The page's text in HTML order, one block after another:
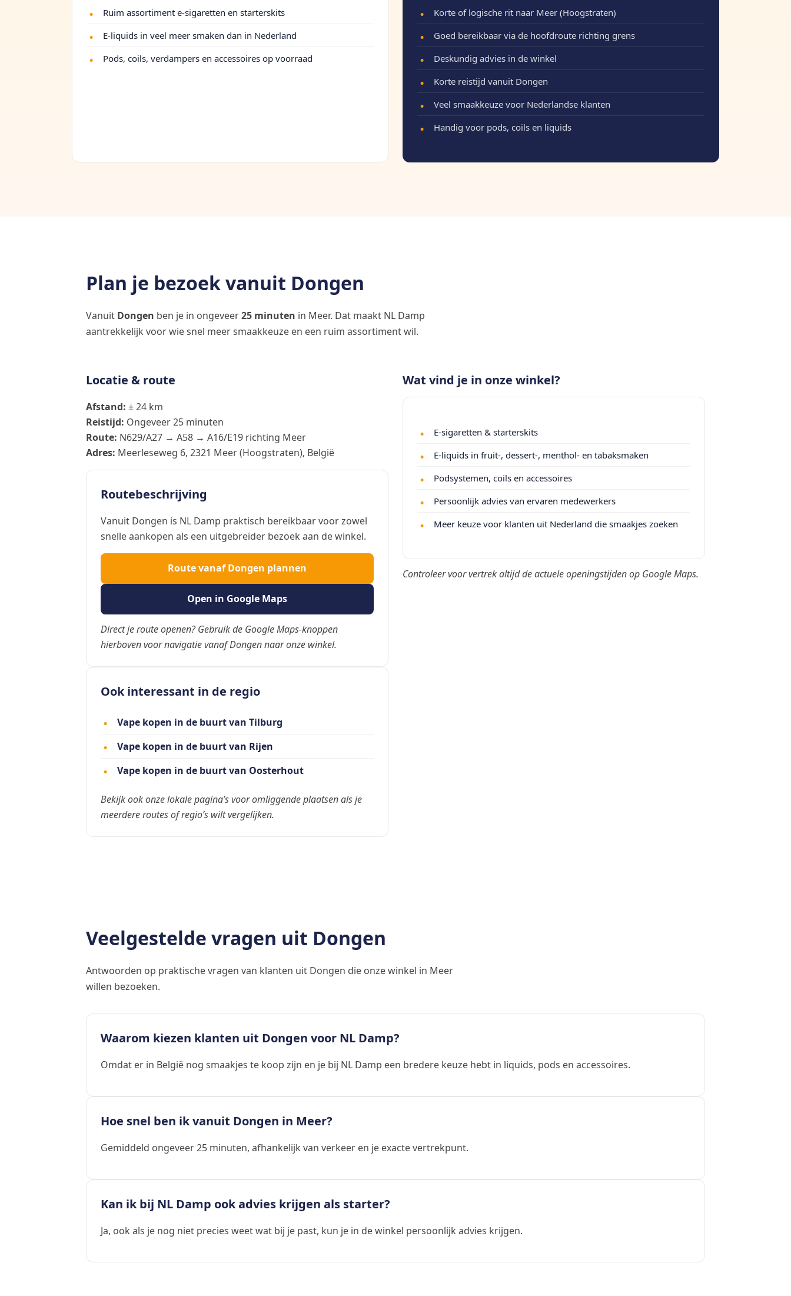
Ruim assortiment e-sigaretten en starterskits
E-liquids in veel meer smaken dan in Nederland
Pods, coils, verdampers en accessoires op voorraad
Korte of logische rit naar Meer (Hoogstraten)
Goed bereikbaar via de hoofdroute richting grens
Deskundig advies in de winkel
Korte reistijd vanuit Dongen
Veel smaakkeuze voor Nederlandse klanten
Handig voor pods, coils en liquids
Plan je bezoek vanuit Dongen
Vanuit Dongen ben je in ongeveer25 minuten in Meer. Dat maakt NL Damp
aantrekkelijk voor wie snel meer smaakkeuze en een ruim assortiment wil.
Locatie & route
Afstand: ± 24 km
Reistijd: Ongeveer 25 minuten
Route: N629/A27 → A58 → A16/E19 richting Meer
Adres: Meerleseweg 6, 2321 Meer (Hoogstraten), België
Routebeschrijving
Vanuit Dongen is NL Damp praktisch bereikbaar voor zowel
snelle aankopen als een uitgebreider bezoek aan de winkel.
Route vanaf Dongen plannen
Open in Google Maps
Direct je route openen? Gebruik de Google Maps-knoppen
hierboven voor navigatie vanaf Dongen naar onze winkel.
Ook interessant in de regio
Vape kopen in de buurt van Tilburg
Vape kopen in de buurt van Rijen
Vape kopen in de buurt van Oosterhout
Bekijk ook onze lokale pagina’s voor omliggende plaatsen als je
meerdere routes of regio’s wilt vergelijken.
Wat vind je in onze winkel?
E-sigaretten & starterskits
E-liquids in fruit-, dessert-, menthol- en tabaksmaken
Podsystemen, coils en accessoires
Persoonlijk advies van ervaren medewerkers
Meer keuze voor klanten uit Nederland die smaakjes zoeken
Controleer voor vertrek altijd de actuele openingstijden op Google Maps.
Veelgestelde vragen uit Dongen
Antwoorden op praktische vragen van klanten uit Dongen die onze winkel in Meer
willen bezoeken.
Waarom kiezen klanten uit Dongen voor NL Damp?
Omdat er in België nog smaakjes te koop zijn en je bij NL Damp een bredere keuze hebt in liquids, pods en accessoires.
Hoe snel ben ik vanuit Dongen in Meer?
Gemiddeld ongeveer 25 minuten, afhankelijk van verkeer en je exacte vertrekpunt.
Kan ik bij NL Damp ook advies krijgen als starter?
Ja, ook als je nog niet precies weet wat bij je past, kun je in de winkel persoonlijk advies krijgen.